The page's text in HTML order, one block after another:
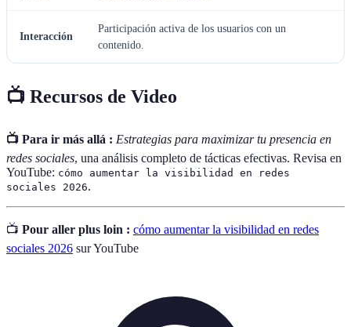
Interacción
Participación activa de los usuarios con un
contenido.
📺 Recursos de Video
📺 Para ir más allá : Estrategias para maximizar tu presencia en
redes sociales, una análisis completo de tácticas efectivas. Revisa en
YouTube: cómo aumentar la visibilidad en redes
sociales 2026.
📺 Pour aller plus loin : cómo aumentar la visibilidad en redes
sociales 2026 sur YouTube